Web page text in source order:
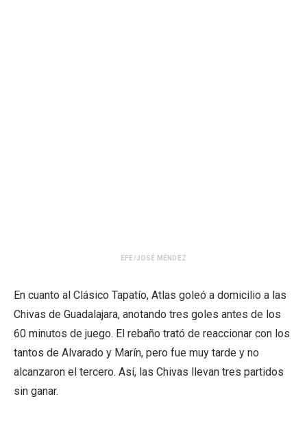
EFE/JOSÉ MÉNDEZ
En cuanto al Clásico Tapatío, Atlas goleó a domicilio a las
Chivas de Guadalajara, anotando tres goles antes de los
60 minutos de juego. El rebaño trató de reaccionar con los
tantos de Alvarado y Marín, pero fue muy tarde y no
alcanzaron el tercero. Así, las Chivas llevan tres partidos
sin ganar.